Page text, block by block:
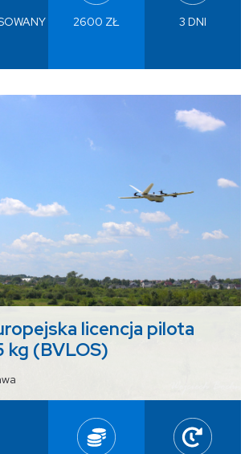
2600 ZŁ 3 DNI
licencja pilota
kg (BVLOS)